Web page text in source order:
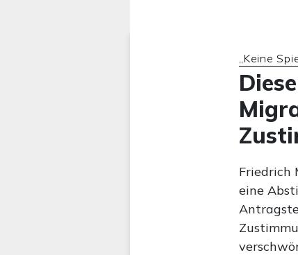
„Keine
Friedrich
eine